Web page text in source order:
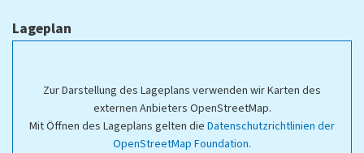
Lageplan
Zur Darstellung des Lageplans verwenden wir Karten des
externen Anbieters OpenStreetMap.
Mit Öffnen des Lageplans gelten die Datenschutzrichtlinien der
OpenStreetMap Foundation.